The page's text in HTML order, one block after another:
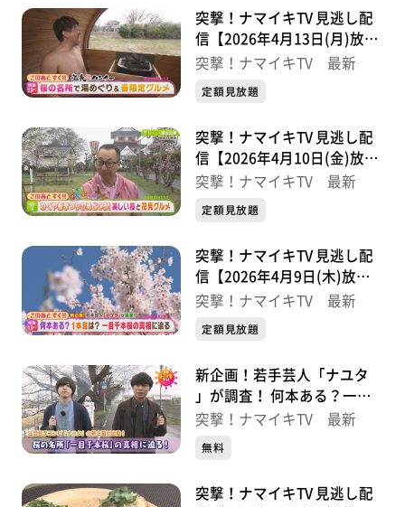
突撃！ナマイキTV 見逃し配
信【2026年4月13日(月)放送
分】
突撃！ナマイキTV 最新
定額見放題
突撃！ナマイキTV 見逃し配
信【2026年4月10日(金)放送
分】
突撃！ナマイキTV 最新
定額見放題
突撃！ナマイキTV 見逃し配
信【2026年4月9日(木)放送
分】
突撃！ナマイキTV 最新
定額見放題
新企画！若手芸人「ナユタ
」が調査！ 何本ある？一目
千本桜の真相に迫る【突撃！
突撃！ナマイキTV 最新
無料
突撃！ナマイキTV 見逃し配